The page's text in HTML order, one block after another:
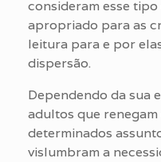
consideram esse
apropriado para as
leitura para e por
dispersão.
Dependendo da sua
adultos que
determinados
vislumbram a